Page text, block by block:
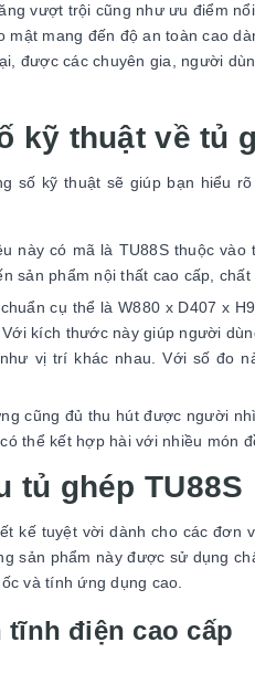
vượt trội cũng như ưu điểm
mật mang đến độ an toàn cao
được các chuyên gia, người
kỹ thuật về tủ
số kỹ thuật sẽ giúp bạn hiểu
này có mã là TU88S thuộc
sản phẩm nội thất cao cấp,
cụ thể là W880 x D407 x
kích thước này giúp người
vị trí khác nhau. Với số đo
cũng đủ thu hút được người
thể kết hợp hài với nhiều món
tủ ghép TU88S
kế tuyệt vời dành cho các đơn
sản phẩm này được sử dụng
và tính ứng dụng cao.
điện cao cấp